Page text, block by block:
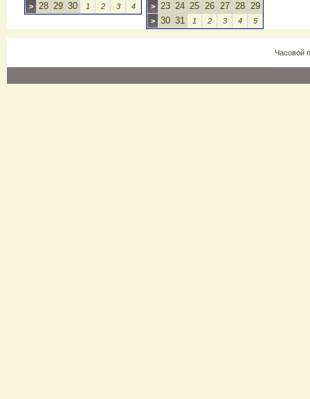
> 28 29 30 1 2 3 4 > 23 24 25 26 27 28 29
> 30 31 1 2 3 4 5
Часовой